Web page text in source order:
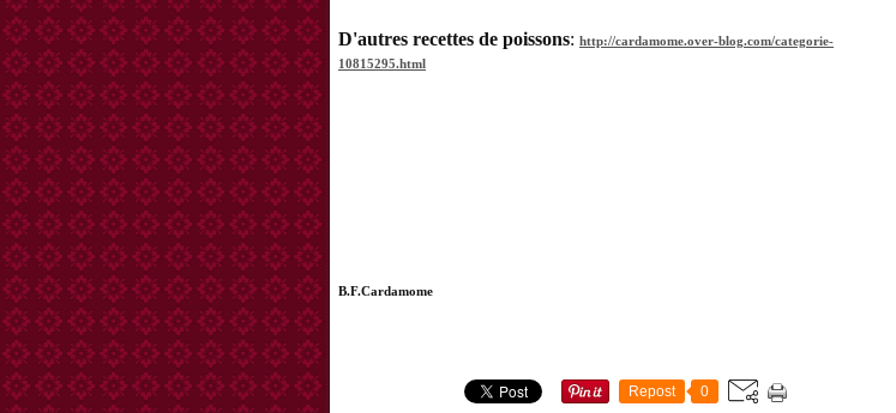
D'autres recettes de poissons: http://cardamome.over-blog.com/categorie-
10815295.html
B.F.Cardamome
Repost 0